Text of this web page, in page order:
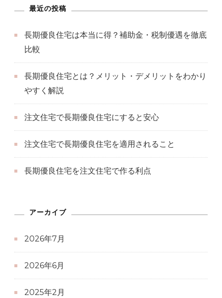
最近の投稿
長期優良住宅は本当に得？補助金・税制優遇を徹底
比較
長期優良住宅とは？メリット・デメリットをわかり
やすく解説
注文住宅で長期優良住宅にすると安心
注文住宅で長期優良住宅を適用されること
長期優良住宅を注文住宅で作る利点
アーカイブ
2026年7月
2026年6月
2025年2月